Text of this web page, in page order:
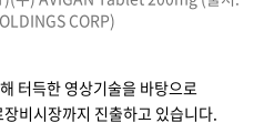
CORP)
터득한 영상기술을 바탕으로
비시장까지 진출하고 있습니다.